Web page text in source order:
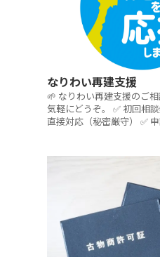
なりわい再建支援
🌱 なりわい再建支援のご
気軽にどうぞ。 ✅ 初回相談無料 ✅ 行政書士が
直接対応（秘密厳守） ✅